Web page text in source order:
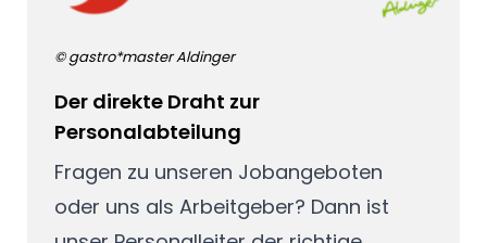
© gastro*master Aldinger
Der direkte Draht zur
Personalabteilung
Fragen zu unseren Jobangeboten
oder uns als Arbeitgeber? Dann ist